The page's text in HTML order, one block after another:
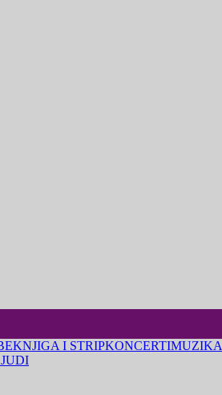
KNJIGA I STRIPKONCERTIMUZIKA